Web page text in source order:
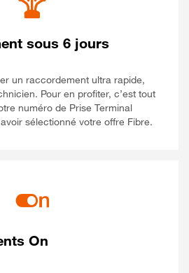
sous 6 jours
un raccordement ultra rapide,
Pour en profiter, c’est tout
numéro de Prise Terminal
sélectionné votre offre Fibre.
On